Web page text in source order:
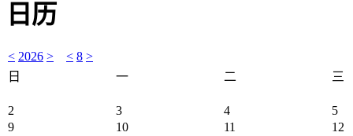
日历
< 2026 > < 8 >
日
一 二 三
2 3 4
5
9
10 11
12